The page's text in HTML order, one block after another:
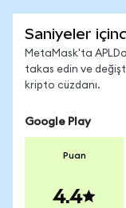
Saniyeler
MetaMask'ta
takas edin ve
kripto cüzdanı.
Google Play
Puan
4.4